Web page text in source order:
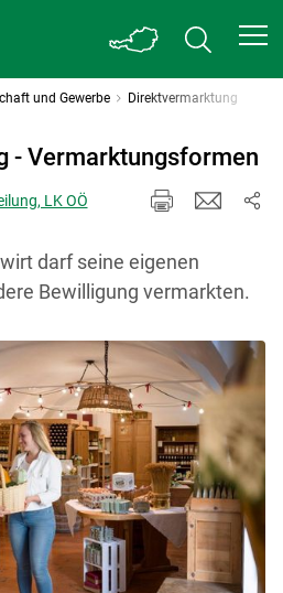
und Gewerbe Direktvermarktung
- Vermarktungsformen
LK OÖ
darf seine eigenen
Bewilligung vermarkten.